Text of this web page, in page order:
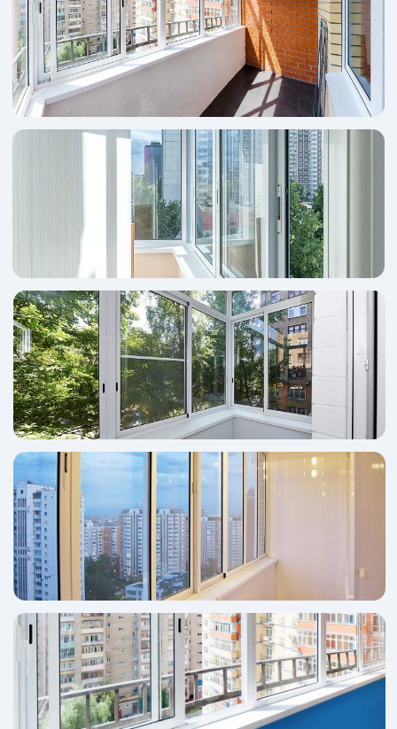
Делают или алюминиевые окна в пол?
Чем раздвижные окна лучше?
Появится ли ржавчина со временем?
Дом 1950 года постройки. Можно такие
ОТПРАВИТЬ ЗАЯВКУ
бесплатная
консультация
Соглашаюсь с политикой конфиденциальности
Политика конфиденциальности
КАТАЛОГ
Служба поддержки:
8 (391) 228-72-06
Политика конфиденциальности©
1995-2021 ООО "Красмонтаж"
Пользовательское соглашение